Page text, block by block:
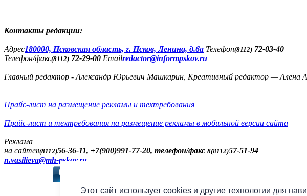
Этот сайт использует cookies и другие технологии для
Контакты редакции:
Адреc180000, Псковская область, г. Псков, Ленина, д.6а Телефон(8112) 72-03-40
Телефон/факс(8112) 72-29-00 Emailredactor@informpskov.ru
Главный редактор - Александр Юрьевич Машкарин, Креативный редактор — Алена
Прайс-лист на размещение рекламы и техтребования
Прайс-лист и техтребования на размещение рекламы в мобильной версии сайта
Реклама
на сайте8(8112)56-36-11, +7(900)991-77-20, телефон/факс 8(8112)57-51-94
n.vasilieva@mh-pskov.ru
Слушать радио «7 небо» онлайн